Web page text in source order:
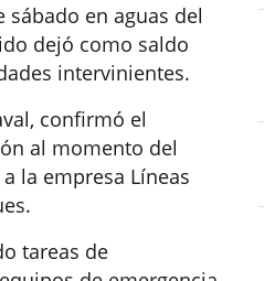
en aguas del
dejó como saldo
intervinientes.
confirmó el
al momento del
la empresa Líneas
tareas de